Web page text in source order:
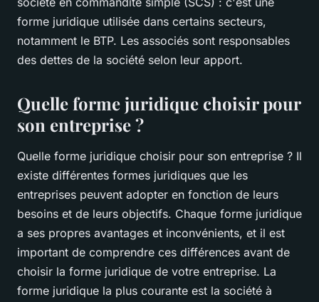
forme juridique utilisée dans certains secteurs,
notamment le BTP. Les associés sont responsables
des dettes de la société selon leur apport.
Quelle forme juridique choisir pour
son entreprise ?
Quelle forme juridique choisir pour son entreprise ? Il
existe différentes formes juridiques que les
entreprises peuvent adopter en fonction de leurs
besoins et de leurs objectifs. Chaque forme juridique
a ses propres avantages et inconvénients, et il est
important de comprendre ces différences avant de
choisir la forme juridique de votre entreprise. La
forme juridique la plus courante est la société à